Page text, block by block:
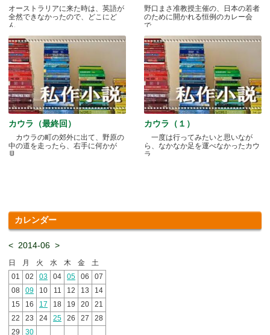
オーストラリアに来た時は、英語が
全然できなかったので、どこにど
ん.....
野口まさ准教授主催の、日本の若者
のために開かれる恒例のカレー会
で.....
カウラ（最終回）
カウラの町の郊外に出て、野原の
中の道を走ったら、右手に何かが
見.....
カウラ（１）
一度は行ってみたいと思いなが
ら、なかなか足を運べなかったカウ
ラ.....
カレンダー
< 2014-06 >
日 月 火 水 木 金
土
01
02 03 04 05 06
07
08
09 10 11 12 13
14
15
16 17 18 19 20
21
22
23 24 25 26 27
28
29
30